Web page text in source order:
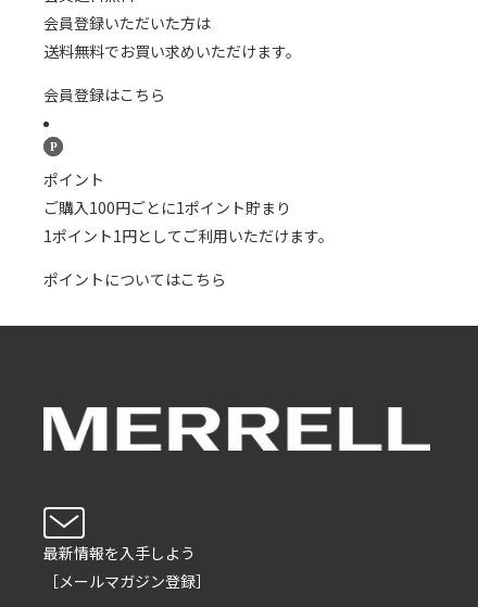
会員登録いただいた方は
送料無料でお買い求めいただけます。
会員登録はこちら
ポイント
ご購入100円ごとに1ポイント貯まり
1ポイント1円としてご利用いただけます。
ポイントについてはこちら
最新情報を入手しよう
［メールマガジン登録］